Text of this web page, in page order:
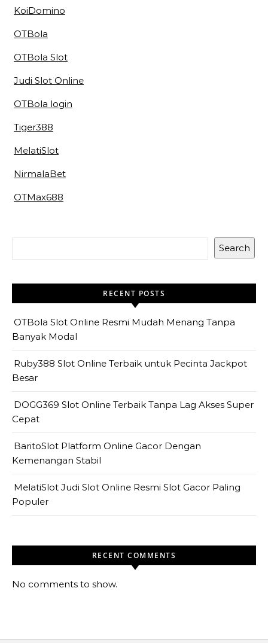
KoiDomino
OTBola
OTBola Slot
Judi Slot Online
OTBola login
Tiger388
MelatiSlot
NirmalaBet
OTMax688
Search
RECENT POSTS
OTBola Slot Online Resmi Mudah Menang Tanpa
Banyak Modal
Ruby388 Slot Online Terbaik untuk Pecinta Jackpot
Besar
DOGG369 Slot Online Terbaik Tanpa Lag Akses Super
Cepat
BaritoSlot Platform Online Gacor Dengan
Kemenangan Stabil
MelatiSlot Judi Slot Online Resmi Slot Gacor Paling
Populer
RECENT COMMENTS
No comments to show.